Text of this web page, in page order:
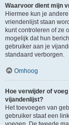
Waarvoor dient mijn
Hiermee kun je
vriendenlijst staan
kunt controleren of ze
mogelijk dat hun
gebruiker aan je
standaard verborgen.
Omhoog
Hoe verwijder of
vijandenlijst?
Het toevoegen van
gebruiker staat een